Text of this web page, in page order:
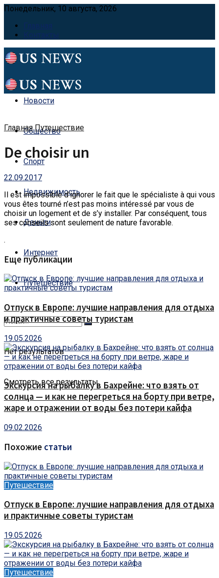
Понедельник, 10 августа, 2026
Главная
Контакты
Новости
Общество
Спорт
Недвижимость
Деньги
Интернет
Путешествие
Нет результатов
Смотреть все результаты
Главная Путешествие
De choisir un
22.09.2017
Il est impossible d’ignorer le fait que le spécialiste à qui vous
vous êtes tourné n’est pas moins intéressé par vous de
choisir un logement et de s’y installer. Par conséquent, tous
ses conseils sont seulement de nature favorable.
.
Еще публикации
Отпуск в Европе: лучшие направления для отдыха
и практичные советы туристам
19.05.2026
Экскурсия на рыбалку в Бахрейне: что взять от
солнца — и как не перегреться на борту при ветре,
жаре и отражении от воды без потери кайфа
09.02.2026
Похожие статьи
Путешествие
Отпуск в Европе: лучшие направления для отдыха
и практичные советы туристам
19.05.2026
Путешествие